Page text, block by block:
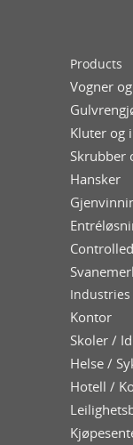
Products
Vogner
Kluter og
Skrubber
Hansker
Industries
Kontor
Skoler /
Helse /
Hotell /